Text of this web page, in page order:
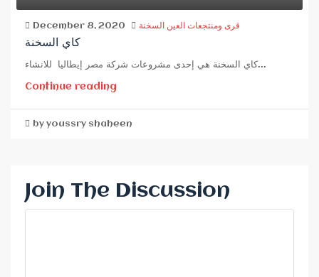
December 8, 2020 قرى ومنتجعات العين السخنة
كاي السخنة
كاي السخنة هي إحدى مشروعات شركة مصر إيطاليا للانشاء...
Continue reading
by youssry shaheen
Join The Discussion